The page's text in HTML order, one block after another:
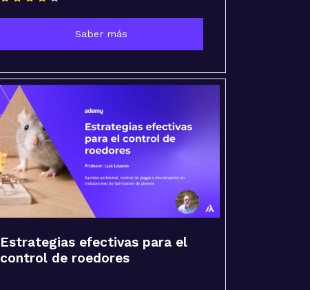
Saber más
Estrategias efectivas para el
control de roedores